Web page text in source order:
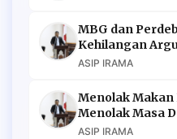
MBG dan
Kehilangan
ASIP IRAMA
Menolak Makan
Menolak Masa
ASIP IRAMA